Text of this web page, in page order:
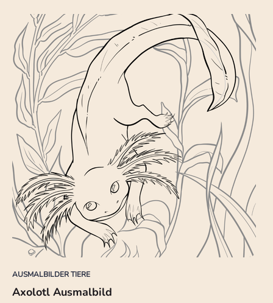
AUSMALBILDER TIERE
Axolotl Ausmalbild